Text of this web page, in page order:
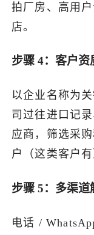
拍厂房、高用
店。
步骤 4：客户资
以企业名称为
司过往进口记
应商，筛选采
户（这类客户
步骤 5：多渠道
电话 /